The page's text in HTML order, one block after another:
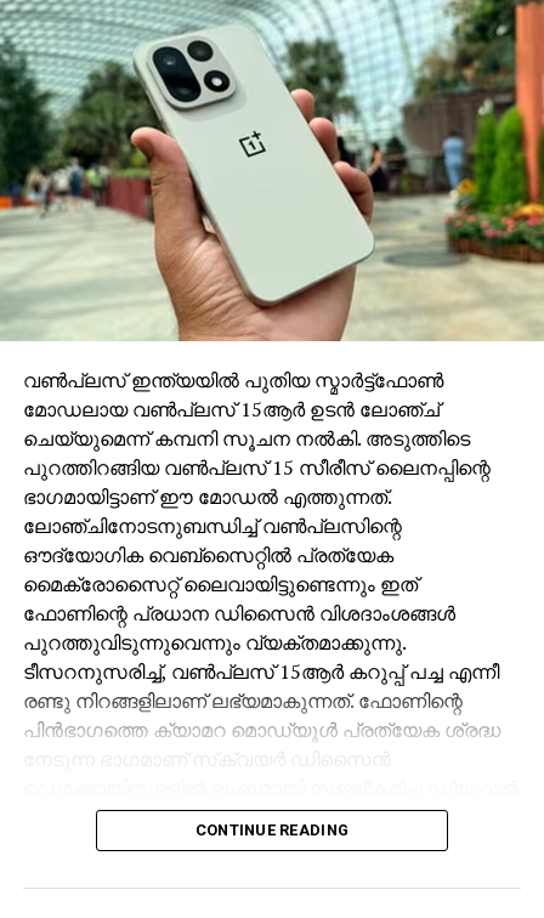
ലാഭം രേഖപ്പെടുത്തിയതും കഴിഞ്ഞ
സാമ്പത്തികവര്‍ഷത്തിലാണ്. ഡിസംബര്‍ പാദത്തില്‍ 262
കോടിയും ജനുവരി-മാര്‍ച്ചില്‍ 280 കോടി രൂപയും
ലാഭമുണ്ടായിരുന്നു. എന്നാല്‍ പുതിയ വര്‍ഷത്തിന്റെ
തുടക്കമായ ജൂണ്‍പാദം മുതല്‍ കമ്പനി വീണ്ടും
നഷ്ടത്തിന്റെ വഴിയിലേക്കാണ് മടങ്ങിയത്.
വണ്‍പ്ലസ് ഇന്ത്യയില്‍ പുതിയ സ്മാര്‍ട്ട്‌ഫോണ്‍
മോഡലായ വണ്‍പ്ലസ് 15ആര്‍ ഉടന്‍ ലോഞ്ച്
ചെയ്യുമെന്ന് കമ്പനി സൂചന നല്‍കി. അടുത്തിടെ
പുറത്തിറങ്ങിയ വണ്‍പ്ലസ് 15 സീരീസ് ലൈനപ്പിന്റെ
ഭാഗമായിട്ടാണ് ഈ മോഡല്‍ എത്തുന്നത്.
ലോഞ്ചിനോടനുബന്ധിച്ച് വണ്‍പ്ലസിന്റെ
ഔദ്യോഗിക വെബ്‌സൈറ്റില്‍ പ്രത്യേക
മൈക്രോസൈറ്റ് ലൈവായിട്ടുണ്ടെന്നും ഇത്
ഫോണിന്റെ പ്രധാന ഡിസൈന്‍ വിശദാംശങ്ങള്‍
പുറത്തുവിടുന്നുവെന്നും വ്യക്തമാക്കുന്നു.
ടീസറനുസരിച്ച്, വണ്‍പ്ലസ് 15ആര്‍ കറുപ്പ് പച്ച എന്നീ
രണ്ടു നിറങ്ങളിലാണ് ലഭ്യമാകുന്നത്. ഫോണിന്റെ
പിന്‍ഭാഗത്തെ ക്യാമറ മൊഡ്യൂള്‍ പ്രത്യേക ശ്രദ്ധ
റിയര്‍ ക്യാമറ സിസ്റ്റം. ഇത് വണ്‍പ്ലസ് 15
ഫ്‌ളാഗ്ഷിപ്പിന്റെ ഡിസൈന്‍ ഭാഷയെ
CONTINUE READING